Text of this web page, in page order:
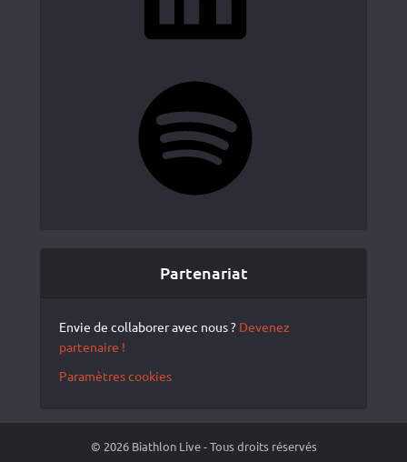
Partenariat
Envie de collaborer avec nous ? Devenez
partenaire !
Paramètres cookies
© 2026 Biathlon Live - Tous droits réservés